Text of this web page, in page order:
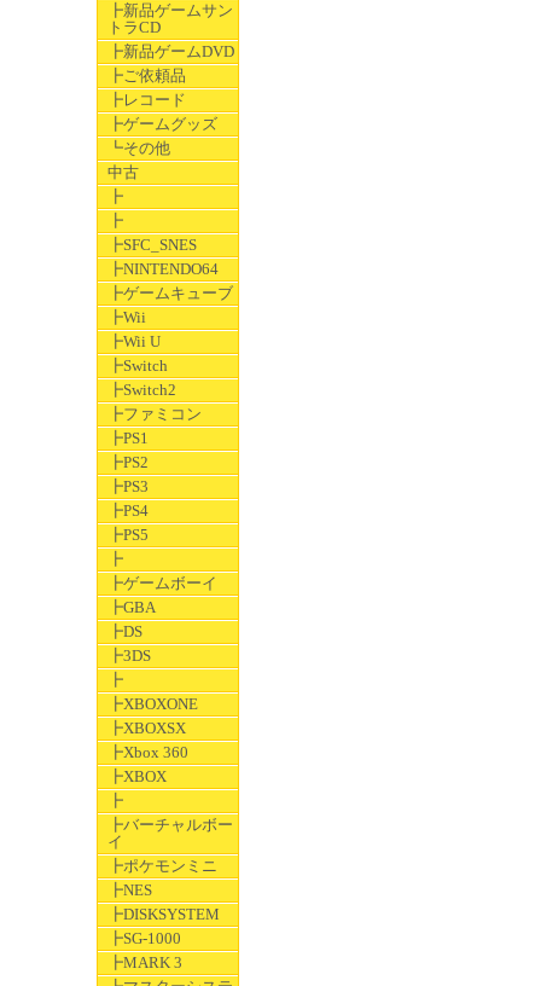
┣新品ゲームサン
トラCD
┣新品ゲームDVD
┣ご依頼品
┣レコード
┣ゲームグッズ
┗その他
中古
┣
┣
┣SFC_SNES
┣NINTENDO64
┣ゲームキューブ
┣Wii
┣Wii U
┣Switch
┣Switch2
┣ファミコン
┣PS1
┣PS2
┣PS3
┣PS4
┣PS5
┣
┣ゲームボーイ
┣GBA
┣DS
┣3DS
┣
┣XBOXONE
┣XBOXSX
┣Xbox 360
┣XBOX
┣
┣バーチャルボー
イ
┣ポケモンミニ
┣NES
┣DISKSYSTEM
┣SG-1000
┣MARK 3